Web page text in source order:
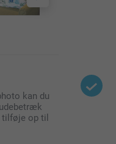
kan du
op til